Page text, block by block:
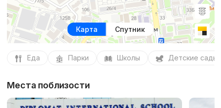
Карта Спутник
Еда Парки Школы Детские сады
Места поблизости